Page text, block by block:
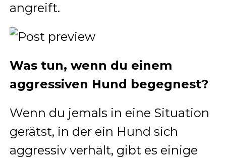
angreift.
Was tun, wenn du einem
aggressiven Hund begegnest?
Wenn du jemals in eine Situation
gerätst, in der ein Hund sich
aggressiv verhält, gibt es einige